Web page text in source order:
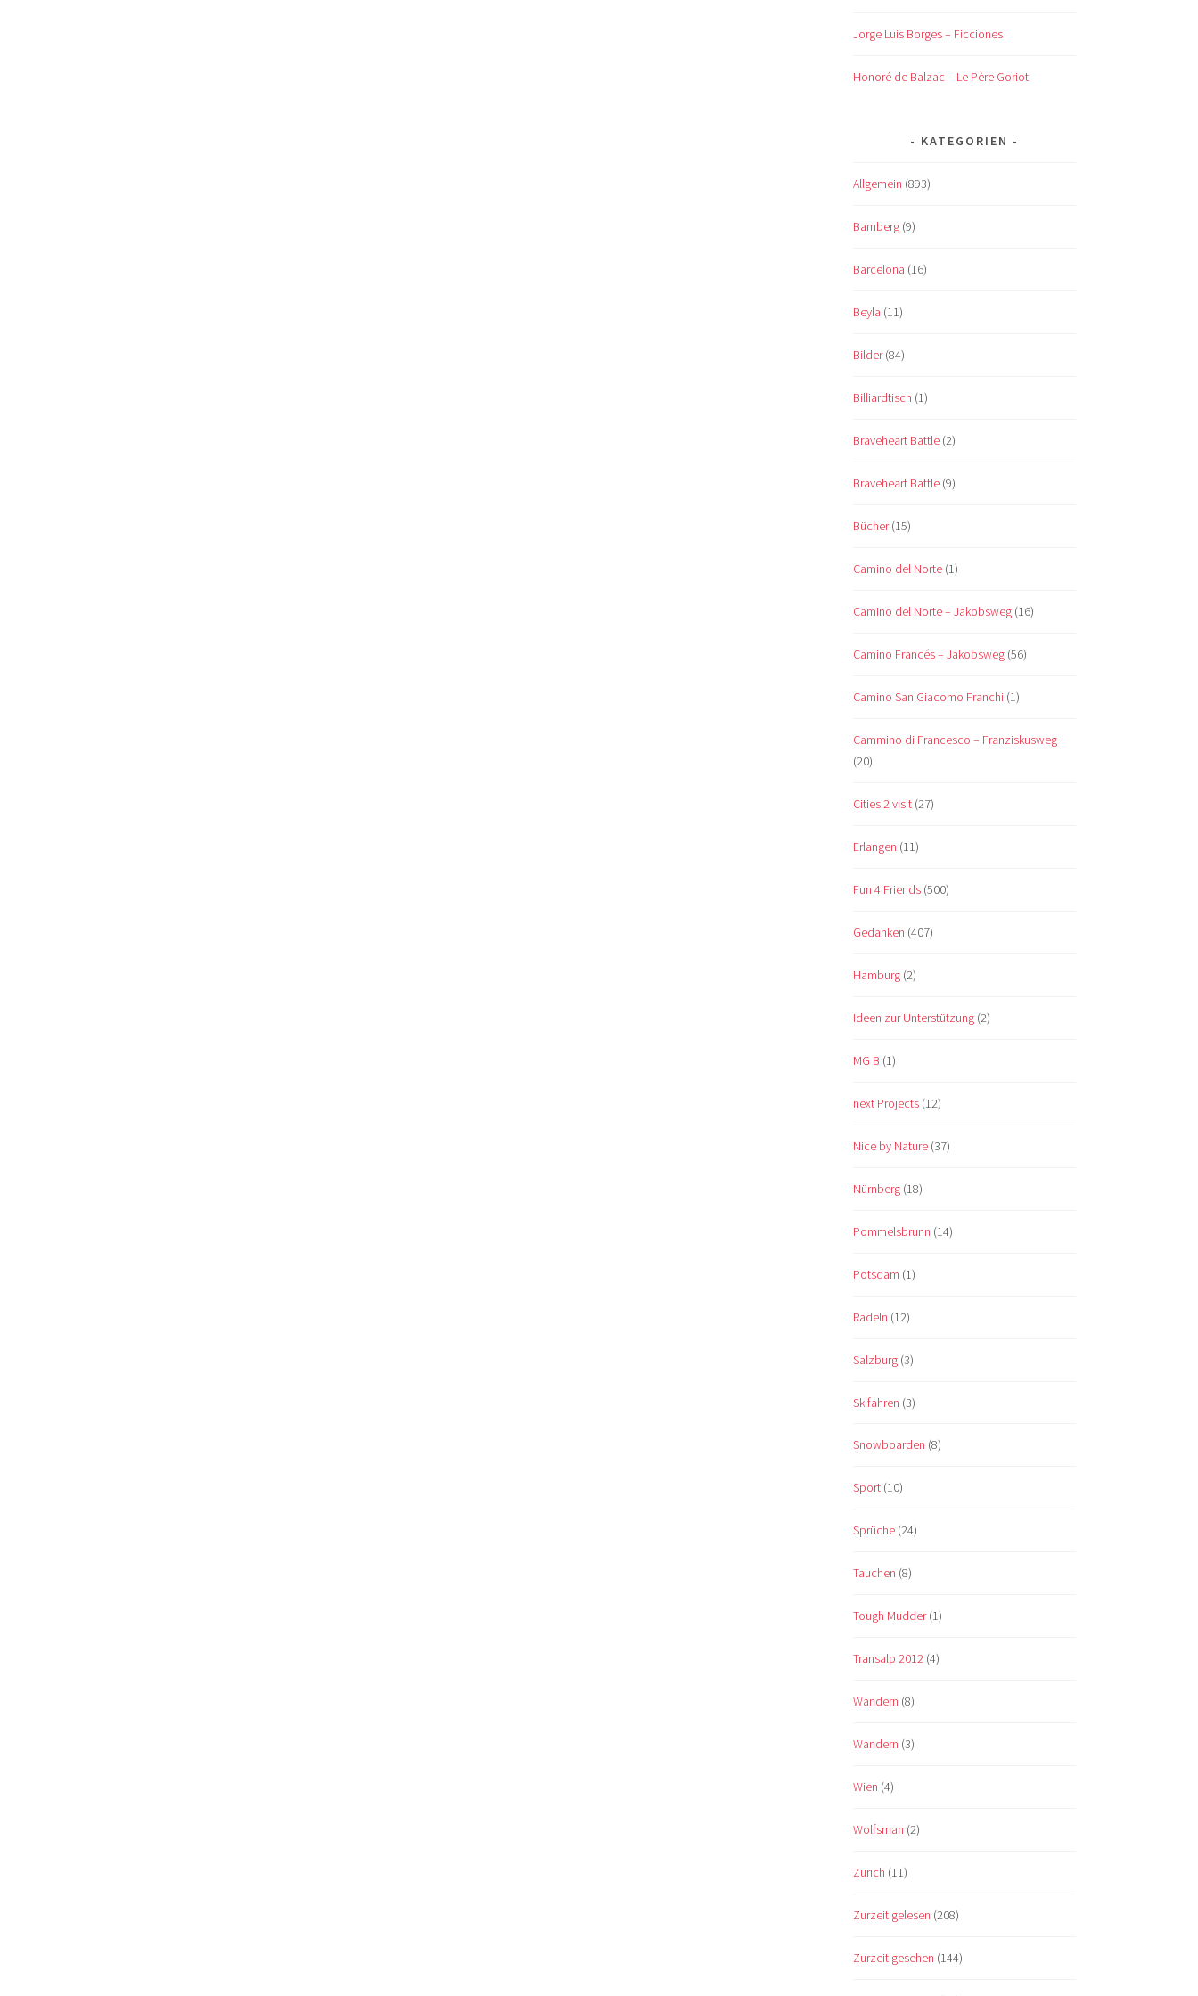
Jorge Luis Borges – Ficciones
Honoré de Balzac – Le Père Goriot
KATEGORIEN
Allgemein (893)
Bamberg (9)
Barcelona (16)
Beyla (11)
Bilder(84)
Billiardtisch (1)
Braveheart Battle (2)
Braveheart Battle (9)
Bücher(15)
Camino del Norte (1)
Camino del Norte – Jakobsweg (16)
Camino Francés – Jakobsweg (56)
Camino San Giacomo Franchi (1)
Cammino di Francesco – Franziskusweg
(20)
Cities 2 visit (27)
Erlangen (11)
Fun 4 Friends (500)
Gedanken (407)
Hamburg (2)
Ideen zur Unterstützung (2)
MG B (1)
next Projects (12)
Nice by Nature (37)
Nürnberg (18)
Pommelsbrunn (14)
Potsdam (1)
Radeln (12)
Salzburg (3)
Skifahren (3)
Snowboarden (8)
Sport (10)
Sprüche (24)
Tauchen (8)
Tough Mudder(1)
Transalp 2012 (4)
Wandern (8)
Wandern (3)
Wien (4)
Wolfsman (2)
Zürich (11)
Zurzeit gelesen (208)
Zurzeit gesehen (144)